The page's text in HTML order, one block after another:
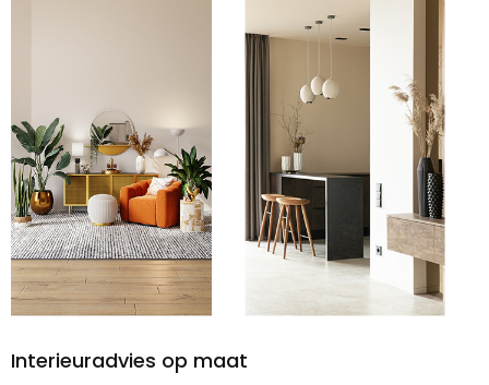
Interieuradvies op maat